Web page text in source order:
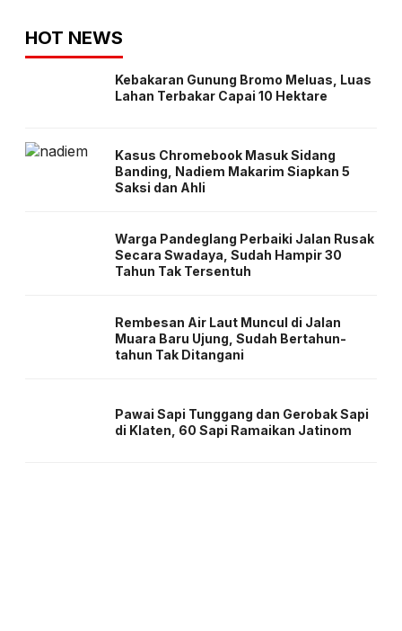
HOT NEWS
Kebakaran Gunung Bromo Meluas, Luas
Lahan Terbakar Capai 10 Hektare
Kasus Chromebook Masuk Sidang
Banding, Nadiem Makarim Siapkan 5
Saksi dan Ahli
Warga Pandeglang Perbaiki Jalan Rusak
Secara Swadaya, Sudah Hampir 30
Tahun Tak Tersentuh
Rembesan Air Laut Muncul di Jalan
Muara Baru Ujung, Sudah Bertahun-
tahun Tak Ditangani
Pawai Sapi Tunggang dan Gerobak Sapi
di Klaten, 60 Sapi Ramaikan Jatinom